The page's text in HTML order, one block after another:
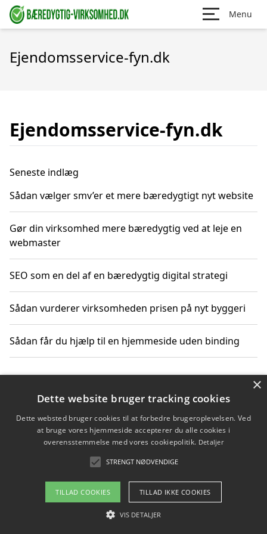
Menu
Ejendomsservice-fyn.dk
Ejendomsservice-fyn.dk
Seneste indlæg
Sådan vælger smv’er et mere bæredygtigt nyt website
Gør din virksomhed mere bæredygtig ved at leje en
webmaster
SEO som en del af en bæredygtig digital strategi
Sådan vurderer virksomheden prisen på nyt byggeri
Sådan får du hjælp til en hjemmeside uden binding
Copyright 2026 - Pilanto Aps
Om / kontakt
Blog Betingelser
×
Dette website bruger tracking cookies
Dette websted bruger cookies til at forbedre brugeroplevelsen. Ved
at bruge vores hjemmeside accepterer du alle cookies i
overensstemmelse med vores cookiepolitik. Detaljer
STRENGT NØDVENDIGE
TILLAD COOKIES TILLAD IKKE COOKIES
VIS DETALJER